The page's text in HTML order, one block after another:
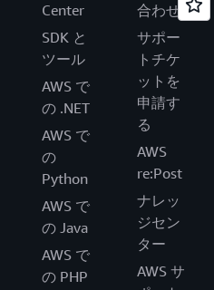
Center
SDK と
ツール
AWS で
の .NET
AWS で
の
Python
AWS で
の Java
AWS で
の PHP
合わせ
サポー
トチケ
ットを
申請す
る
AWS
re:Post
ナレッ
ジセン
ター
AWS サ